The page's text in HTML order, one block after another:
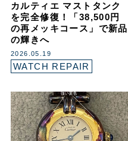
カルティエ マストタンク
を完全修復！「38,500円
の再メッキコース」で新品
の輝きへ
2026.05.19
WATCH REPAIR